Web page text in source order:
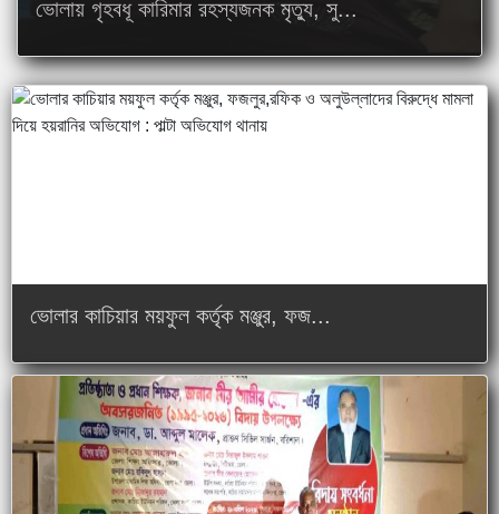
ভোলায় গৃহবধূ কারিমার রহস্যজনক মৃত্যু, সু...
ভোলার কাচিয়ার ময়ফুল কর্তৃক মঞ্জুর, ফজ...